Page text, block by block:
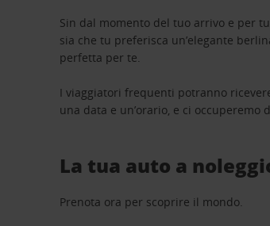
Sin dal momento del tuo arrivo e per
sia che tu preferisca un’elegante
perfetta per te.
I viaggiatori frequenti potranno
una data e un’orario, e ci occuperemo
La tua auto a
Prenota ora per scoprire il mondo.